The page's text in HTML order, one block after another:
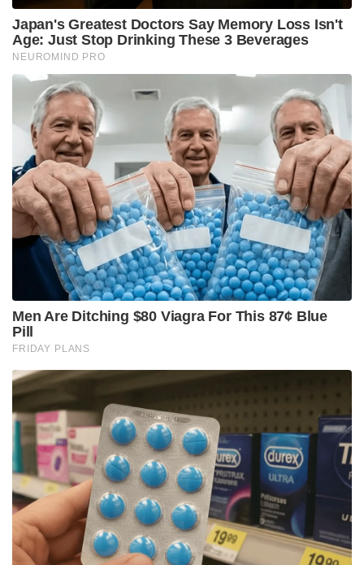
Japan's Greatest Doctors Say Memory Loss Isn't
Age: Just Stop Drinking These 3 Beverages
NEUROMIND PRO
Men Are Ditching $80 Viagra For This 87¢ Blue
Pill
FRIDAY PLANS